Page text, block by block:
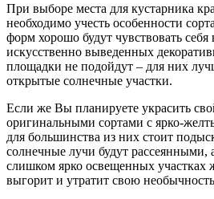
При выборе места для кустарника
необходимо учесть особенности
форм хорошо будут чувствовать
искусственно выведенных
площадки не подойдут – для них
открытые солнечные участки.
Если же Вы планируете украсить
оригинальными сортами с ярко-
для большинства из них стоит
солнечные лучи будут
слишком ярко освещенных участках
выгорит и утратит свою